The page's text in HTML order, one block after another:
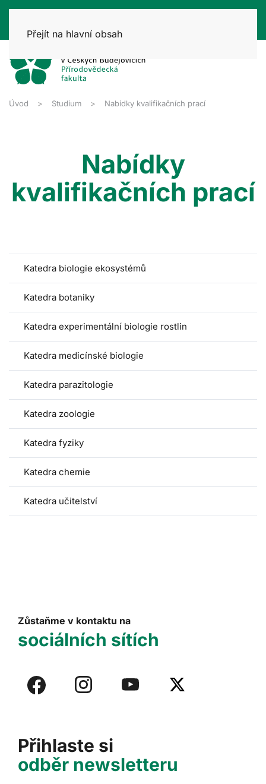
Přejít na hlavní obsah
Úvod Studium Nabídky kvalifikačních prací
Nabídky
kvalifikačních prací
Katedra biologie ekosystémů
Katedra botaniky
Katedra experimentální biologie rostlin
Katedra medicínské biologie
Katedra parazitologie
Katedra zoologie
Katedra fyziky
Katedra chemie
Katedra učitelství
Přihlaste si
odběr newsletteru
Zůstaňme v kontaktu na
sociálních sítích